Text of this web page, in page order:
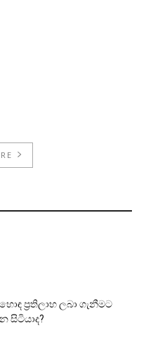
ප්‍රතිලාභ ලබා ගැනීමට
සිටියාද?